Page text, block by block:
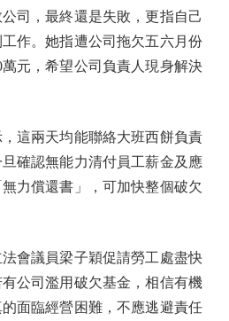
司，最終還是失敗，更指自己
作。她指遭公司拖欠五六月份
元，希望公司負責人現身解決
兩天均能聯絡大班西餅負責
確認無能力清付員工薪金及應
力償還書」，可加快整個破欠
議員梁子穎促請勞工處盡快
公司濫用破欠基金，相信有機
面臨經營困難，不應逃避責任